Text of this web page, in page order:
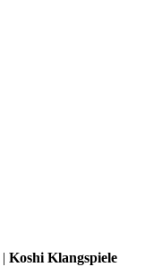
| Koshi Klangspiele